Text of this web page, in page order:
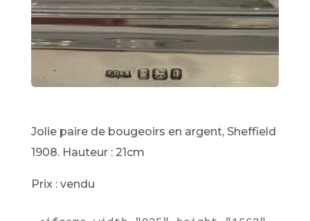
Jolie paire de bougeoirs en argent, Sheffield
1908. Hauteur : 21cm
Prix : vendu